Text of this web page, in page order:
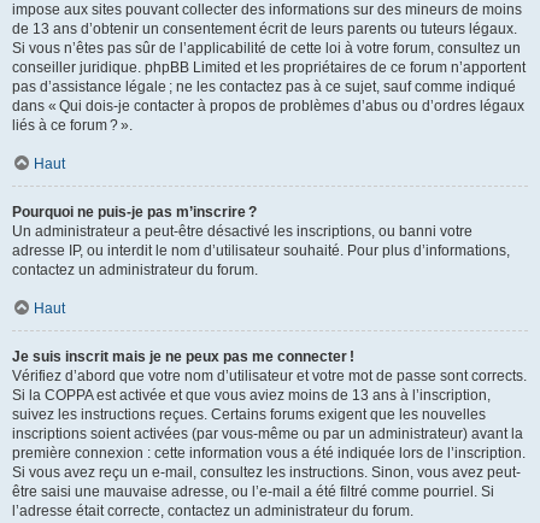
impose aux sites pouvant collecter des informations sur des mineurs de moins
de 13 ans d’obtenir un consentement écrit de leurs parents ou tuteurs légaux.
Si vous n’êtes pas sûr de l’applicabilité de cette loi à votre forum, consultez un
conseiller juridique. phpBB Limited et les propriétaires de ce forum n’apportent
pas d’assistance légale ; ne les contactez pas à ce sujet, sauf comme indiqué
dans « Qui dois-je contacter à propos de problèmes d’abus ou d’ordres légaux
liés à ce forum ? ».
Haut
Pourquoi ne puis-je pas m’inscrire ?
Un administrateur a peut-être désactivé les inscriptions, ou banni votre
adresse IP, ou interdit le nom d’utilisateur souhaité. Pour plus d’informations,
contactez un administrateur du forum.
Haut
Je suis inscrit mais je ne peux pas me connecter !
Vérifiez d’abord que votre nom d’utilisateur et votre mot de passe sont corrects.
Si la COPPA est activée et que vous aviez moins de 13 ans à l’inscription,
suivez les instructions reçues. Certains forums exigent que les nouvelles
inscriptions soient activées (par vous-même ou par un administrateur) avant la
première connexion : cette information vous a été indiquée lors de l’inscription.
Si vous avez reçu un e-mail, consultez les instructions. Sinon, vous avez peut-
être saisi une mauvaise adresse, ou l’e-mail a été filtré comme pourriel. Si
l’adresse était correcte, contactez un administrateur du forum.